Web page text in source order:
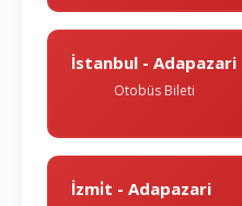
İstanbul - Adapazari
Otobüs Bileti
İzmi̇t - Adapazari